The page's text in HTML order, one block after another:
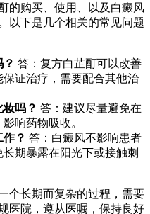
的购买、使用、以及白癜风
以下是几个相关的常见问题
答：复方白芷酊可以改善
证治疗，需要配合其他治
吗？ 答：建议尽量避免在
响药物吸收。
？ 答：白癜风不影响患者
期暴露在阳光下或接触刺
个长期而复杂的过程，需要
医院，遵从医嘱，保持良好